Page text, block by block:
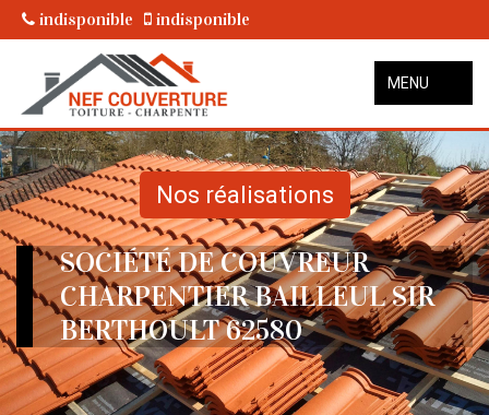
indisponible indisponible
MENU
Nos réalisations
SOCIÉTÉ DE COUVREUR
CHARPENTIER BAILLEUL SIR
BERTHOULT 62580